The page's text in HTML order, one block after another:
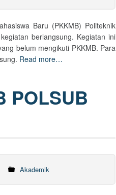
Baru (PKKMB) Politeknik
berlangsung. Kegiatan ini
belum mengikuti PKKMB. Para
Read more…
POLSUB
Akademik